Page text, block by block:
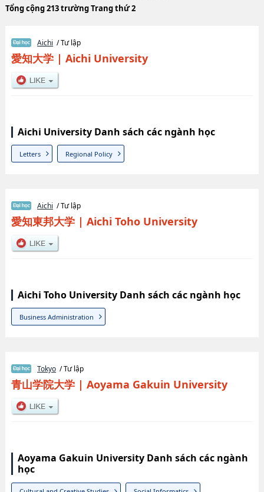
Tổng cộng 213 trường Trang thứ 2
Aichi / Tư lập
愛知大学| Aichi University
Aichi University Danh sách các ngành học
Letters Regional Policy
Aichi / Tư lập
愛知東邦大学| Aichi Toho University
Aichi Toho University Danh sách các ngành học
Business Administration
Tokyo / Tư lập
青山学院大学| Aoyama Gakuin University
Aoyama Gakuin University Danh sách các ngành
học